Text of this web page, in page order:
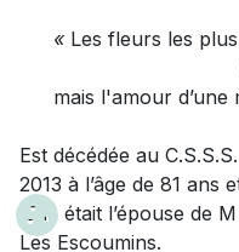
« Les fleurs les
mais l'amour
Est décédée au
2013 à l’âge de 81 ans
Elle était l’épouse de
Les Escoumins.